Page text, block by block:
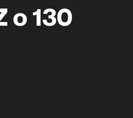
o 130